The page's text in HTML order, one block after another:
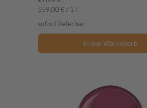
559,00 € / 1 l
sofort lieferbar
In den Warenkorb